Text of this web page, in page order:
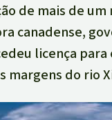
de mais de um
canadense,
licença
margens do rio